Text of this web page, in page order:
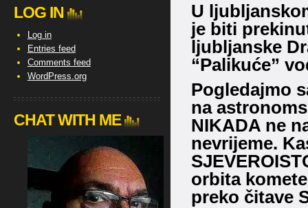
U
je biti
ljubljanske
“Palikuće”
Pogledajmo
na
NIKADA ne
nevrijeme.
orbita
preko čitave
LOG IN
Log in
Entries feed
Comments feed
WordPress.org
CHAT WITH ME